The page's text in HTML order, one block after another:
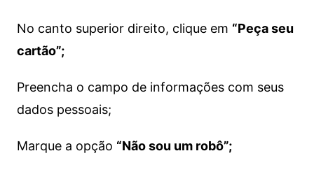
No canto superior direito, clique em “Peça seu
cartão”;
Preencha o campo de informações com seus
dados pessoais;
Marque a opção “Não sou um robô”;